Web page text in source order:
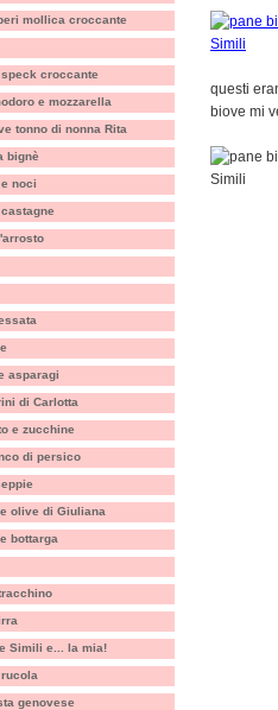
mollica croccante
croccante
e mozzarella
tonno di nonna Rita
bignè
noci
asparagi
di Carlotta
e zucchine
di persico
olive di Giuliana
bottarga
Simili e... la mia!
genovese
questi
biove mi